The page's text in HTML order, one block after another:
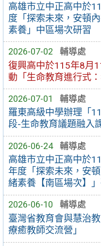
高雄市立中正高中於
度「探索未來，安頓
素養」中區場次研習
2026-07-02 輔導處
復興高中於115年8月
動「生命教育進行式：
2026-07-01 輔導處
羅東高級中學辦理「
段-生命教育議題融入
2026-06-24 輔導處
高雄市立中正高中於
年度「探索未來，安
緒素養【南區場次】
2026-06-10 輔導處
臺灣省教育會與慧治
療癒教師交流營」